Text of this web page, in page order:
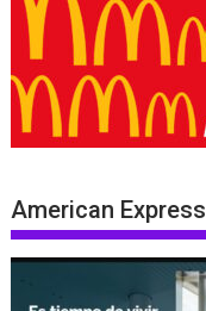
American Express